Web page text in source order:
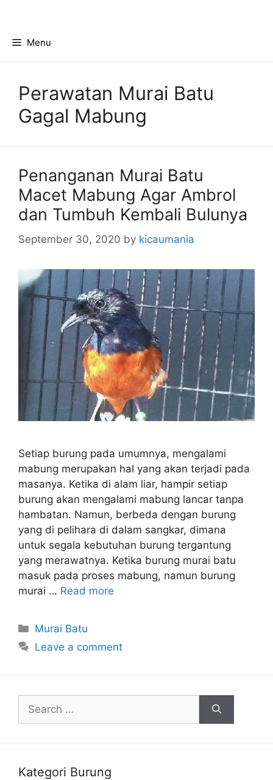
contentMenu
Perawatan Murai Batu
Gagal Mabung
Penanganan Murai Batu
Macet Mabung Agar Ambrol
dan Tumbuh Kembali Bulunya
September 30, 2020 by kicaumania
Setiap burung pada umumnya, mengalami
mabung merupakan hal yang akan terjadi pada
masanya. Ketika di alam liar, hampir setiap
burung akan mengalami mabung lancar tanpa
hambatan. Namun, berbeda dengan burung
yang di pelihara di dalam sangkar, dimana
untuk segala kebutuhan burung tergantung
yang merawatnya. Ketika burung murai batu
masuk pada proses mabung, namun burung
murai … Read more
Categories
Murai Batu
Leave a comment
for:
Kategori Burung